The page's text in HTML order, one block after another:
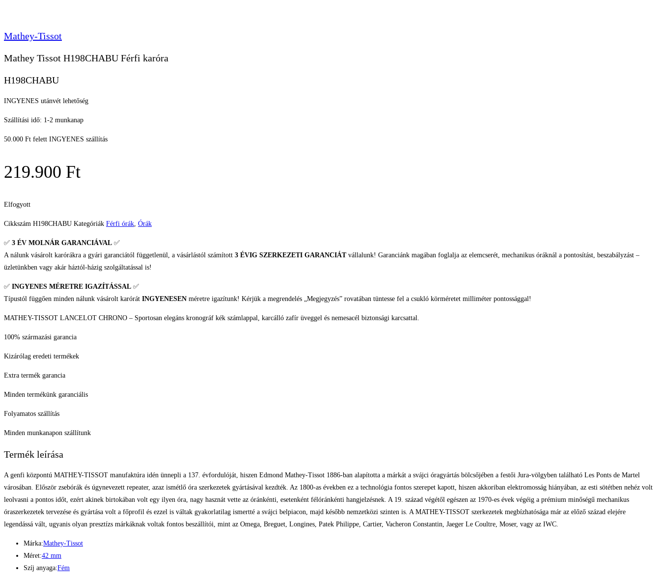
Mathey-Tissot
Mathey Tissot H198CHABU Férfi karóra
H198CHABU
INGYENES utánvét lehetőség
Szállítási idő: 1-2 munkanap
50.000 Ft felett INGYENES szállítás
219.900 Ft
Elfogyott
Cikkszám H198CHABU Kategóriák Férfi órák, Órák
✅ 3 ÉV MOLNÁR GARANCIÁVAL ✅
A nálunk vásárolt karórákra a gyári garanciától függetlenül, a vásárlástól számított 3 ÉVIG SZERKEZETI GARANCIÁTvállalunk! Garanciánk magában foglalja az elemcserét, mechanikus óráknál a pontosítást, beszabályzást –
üzletünkben vagy akár háztól-házig szolgáltatással is!
✅ INGYENES MÉRETRE IGAZÍTÁSSAL ✅
Típustól függően minden nálunk vásárolt karórát INGYENESEN méretre igazítunk! Kérjük a megrendelés „Megjegyzés” rovatában tüntesse fel a csukló körméretet milliméter pontossággal!
MATHEY-TISSOT LANCELOT CHRONO – Sportosan elegáns kronográf kék számlappal, karcálló zafír üveggel és nemesacél biztonsági karcsattal.
100% származási garancia
Kizárólag eredeti termékek
Extra termék garancia
Minden termékünk garanciális
Folyamatos szállítás
Minden munkanapon szállítunk
Termék leírása
A genfi központú MATHEY-TISSOT manufaktúra idén ünnepli a 137. évfordulóját, hiszen Edmond Mathey-Tissot 1886-ban alapította a márkát a svájci óragyártás bölcsőjében a festői Jura-völgyben található Les Ponts de Martel
városában. Először zsebórák és úgynevezett repeater, azaz ismétlő óra szerkezetek gyártásával kezdték. Az 1800-as években ez a technológia fontos szerepet kapott, hiszen akkoriban elektromosság hiányában, az esti sötétben nehéz volt
leolvasni a pontos időt, ezért akinek birtokában volt egy ilyen óra, nagy hasznát vette az óránkénti, esetenként félóránkénti hangjelzésnek. A 19. század végétől egészen az 1970-es évek végéig a prémium minőségű mechanikus
óraszerkezetek tervezése és gyártása volt a főprofil és ezzel is váltak gyakorlatilag ismertté a svájci belpiacon, majd később nemzetközi szinten is. A MATHEY-TISSOT szerkezetek megbízhatósága már az előző század elejére
legendássá vált, ugyanis olyan presztízs márkáknak voltak fontos beszállítói, mint az Omega, Breguet, Longines, Patek Philippe, Cartier, Vacheron Constantin, Jaeger Le Coultre, Moser, vagy az IWC.
Márka:Mathey-Tissot
Méret:42 mm
Szíj anyaga:Fém